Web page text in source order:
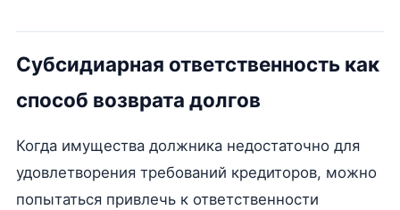
Субсидиарная ответственность как
способ возврата долгов
Когда имущества должника недостаточно для
удовлетворения требований кредиторов, можно
попытаться привлечь к ответственности